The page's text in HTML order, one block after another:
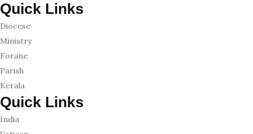
Quick Links
Diocese
Ministry
Forane
Parish
Kerala
Quick Links
India